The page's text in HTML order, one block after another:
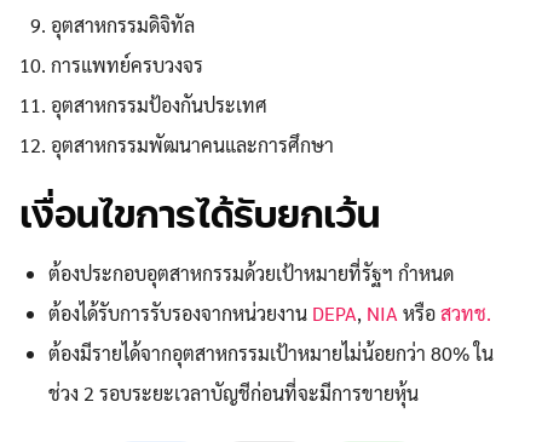
Search
for: Search
อุตสาหกรรมดิจิทัล
การแพทย์ครบวงจร
อุตสาหกรรมป้องกันประเทศ
อุตสาหกรรมพัฒนาคนและการศึกษา
เงื่อนไขการได้รับยกเว้น
ต้องประกอบอุตสาหกรรมด้วยเป้าหมายที่รัฐฯ กำหนด
ต้องได้รับการรับรองจากหน่วยงาน DEPA, NIAหรือสวทช.
ต้องมีรายได้จากอุตสาหกรรมเป้าหมายไม่น้อยกว่า 80% ใน
ช่วง 2 รอบระยะเวลาบัญชีก่อนที่จะมีการขายหุ้น